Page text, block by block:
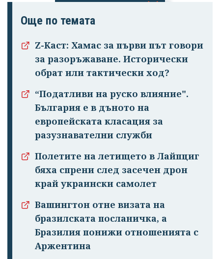
Успешно
излязохте от
профила си!
Още по темата
Z-Каст: Хамас за първи път говори
за разоръжаване. Исторически
обрат или тактически ход?
“Податливи на руско влияние".
България е в дъното на
европейската класация за
разузнавателни служби
Полетите на летището в Лайпциг
бяха спрени след засечен дрон
край украински самолет
Вашингтон отне визата на
бразилската посланичка, а
Бразилия понижи отношенията с
Аржентина